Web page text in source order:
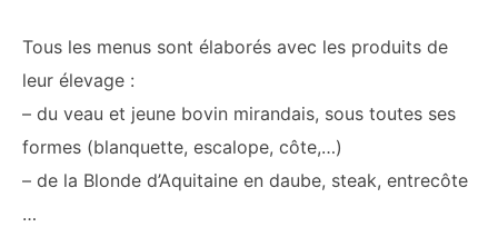
Tous les menus sont élaborés avec les produits de
leur élevage :
– du veau et jeune bovin mirandais, sous toutes ses
formes (blanquette, escalope, côte,…)
– de la Blonde d’Aquitaine en daube, steak, entrecôte
…